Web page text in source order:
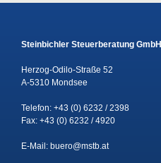
Steinbichler Steuerberatung GmbH
Herzog-Odilo-Straße 52
A-5310 Mondsee
Telefon: +43 (0) 6232 / 2398
Fax: +43 (0) 6232 / 4920
E-Mail: buero@mstb.at